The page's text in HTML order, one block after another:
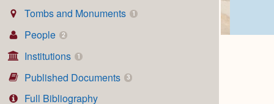
Tombs and Monuments
1
People 2
Institutions 1
Published Documents 3
Full Bibliography